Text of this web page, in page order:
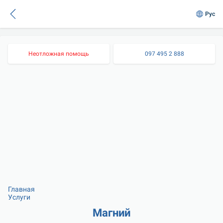
Рус
Неотложная помощь 097 495 2 888
Главная
Услуги
Магний